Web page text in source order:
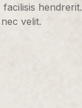
velit.